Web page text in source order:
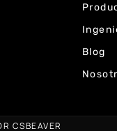
Blog
CSBEAVER